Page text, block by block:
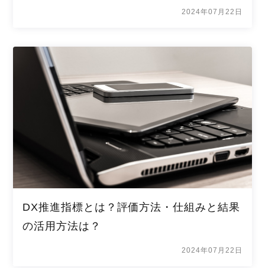
2024年07月22日
DX推進指標とは？評価方法・仕組みと結果
の活用方法は？
2024年07月22日